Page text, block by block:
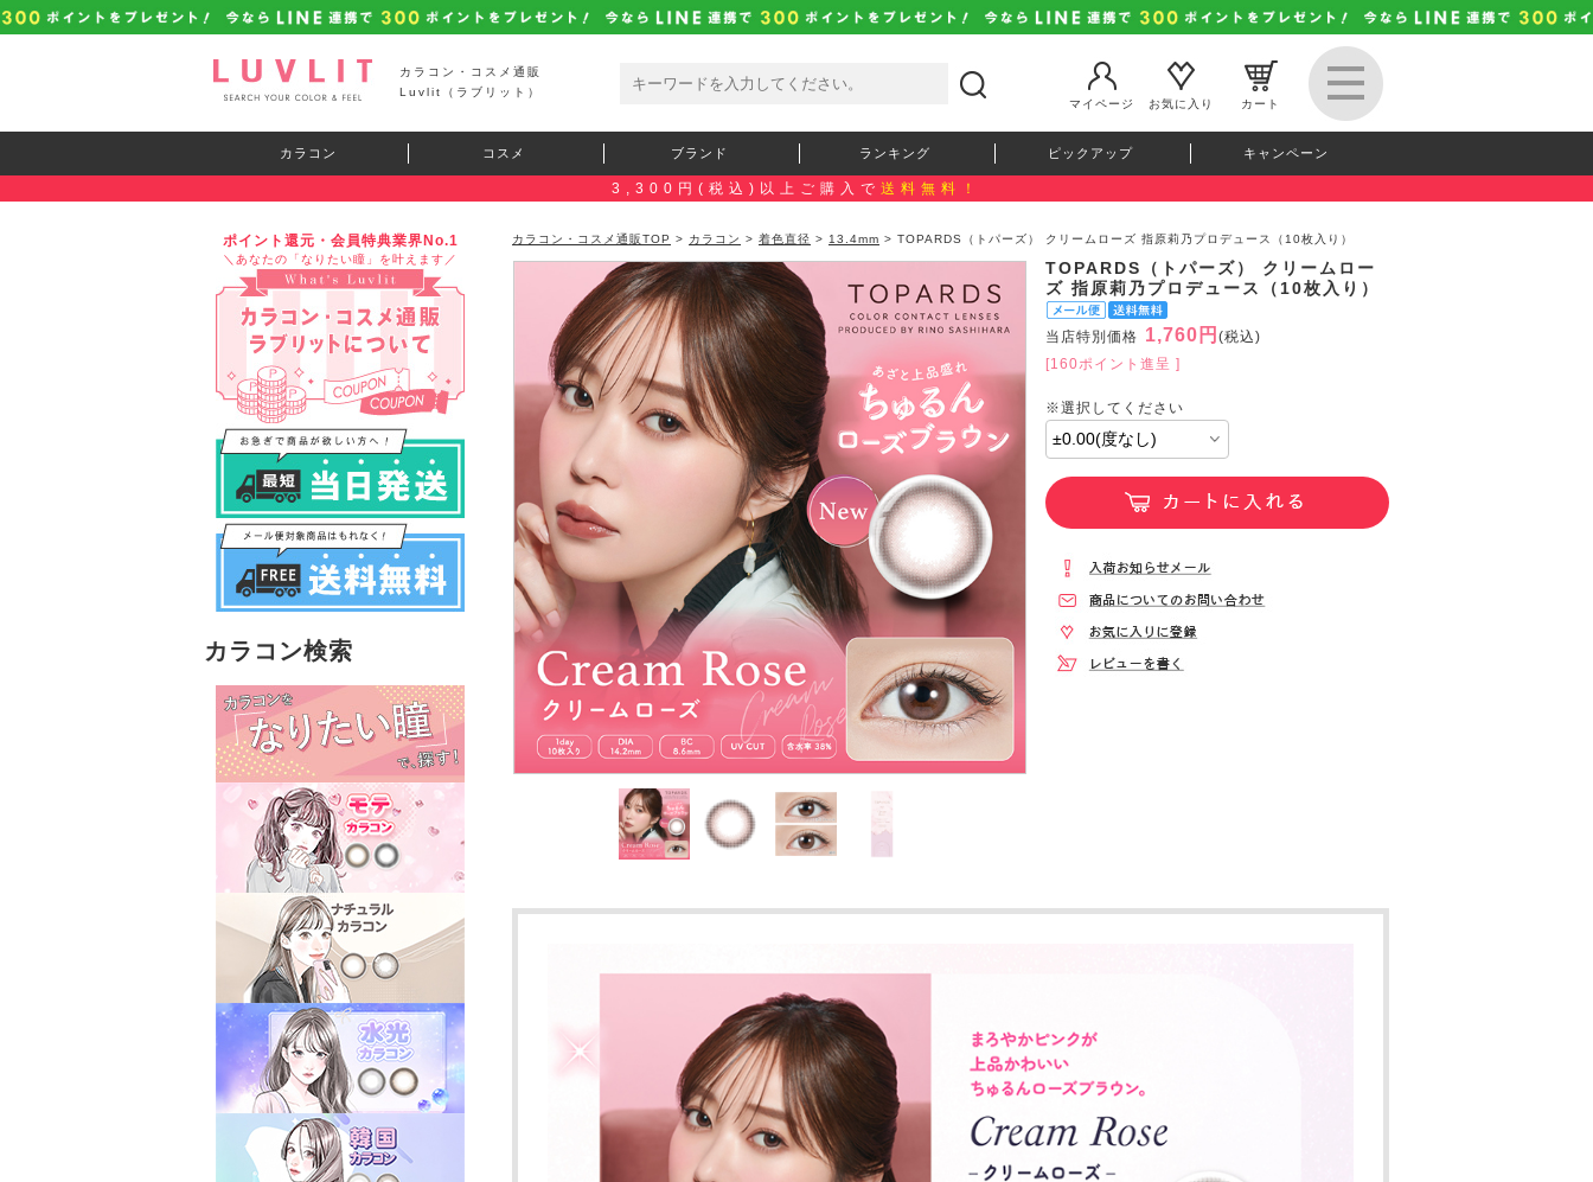
カラコン・コスメ通販
Luvlit（ラブリット）
マイページ
お気に入り カート
カラコン コスメ ブランド ランキング ピックアップ キャンペーン
3,300円(税込)以上ご購入で 送料無料！
ポイント還元・会員特典業界No.1
＼あなたの「なりたい瞳」を叶えます／
カラコン検索
カラコン・コスメ通販TOP > カラコン > 着色直径 > 13.4mm > TOPARDS（トパーズ） クリームローズ 指原莉乃プロデュース（10枚入り）
TOPARDS（トパーズ） クリームロー
ズ 指原莉乃プロデュース（10枚入り）
当店特別価格 1,760円 (税込)
[160ポイント進呈 ]